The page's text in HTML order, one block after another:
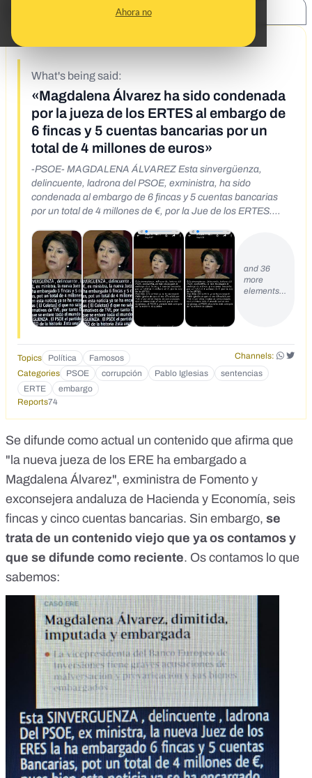
Ahora no
9/30/19
What's being said:
«Magdalena Álvarez ha sido condenada
por la jueza de los ERTES al embargo de
6 fincas y 5 cuentas bancarias por un
total de 4 millones de euros»
-PSOE- MAGDALENA ÁLVAREZ Esta sinvergüenza,
delincuente, ladrona del PSOE, exministra, ha sido
condenada al embargo de 6 fincas y 5 cuentas bancarias
por un total de 4 millones de €, por la Jue de los ERTES.
que no sea difundida por TVE ni por otros medios de
comunicacións Que se entere todo el mundo que es una
vergüenza, el PSOE el partido más corrupt de la historia de
España. 140 AÑOS ROBANDO Y MATANDO -PSOE-
MAGDALENA ÁLVAREZ Esta sinvergüenza, delincuente,
ladrona del PSOE, exministra, ha sido condenada al
embargo de 6 fincas y 5 cuentas bancarias por un total de 4
noticia ya se ha encargado Pablo Iglesias de que no sea
difundida por TVE ni por otros medios de comunicacións
Que se entere todo el mundo que es una vergüenza, el
PSOE el partido más corrupt de la historia de España. 140
AÑOS ROBANDO Y MATANDO
and 36
more
elements…
Topics Política Famosos
Channels:
Categories
PSOE corrupción Pablo Iglesias
sentencias
ERTE
embargo
Reports74
Se difunde como actual un contenido que afirma que
"la nueva jueza de los ERE ha embargado a
Magdalena Álvarez", exministra de Fomento y
exconsejera andaluza de Hacienda y Economía, seis
fincas y cinco cuentas bancarias. Sin embargo, se
trata de un contenido viejo que ya os contamos y
que se difunde como reciente. Os contamos lo que
sabemos: